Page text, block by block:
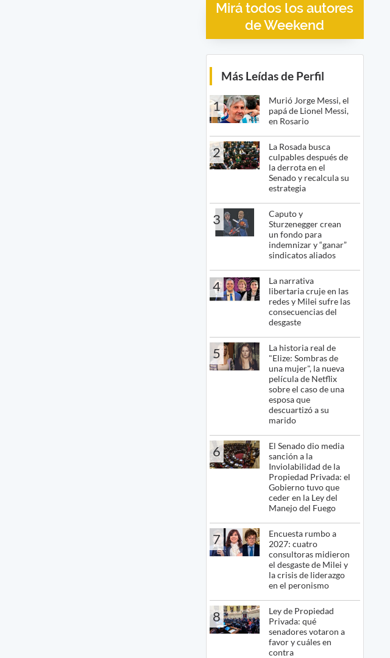
Mirá todos los autores
de Weekend
Más Leídas de Perfil
1
Murió Jorge Messi, el
papá de Lionel Messi,
en Rosario
2
La Rosada busca
culpables después de
la derrota en el
Senado y recalcula su
estrategia
3
Caputo y
Sturzenegger crean
un fondo para
indemnizar y “ganar”
sindicatos aliados
4
La narrativa
libertaria cruje en las
redes y Milei sufre las
consecuencias del
desgaste
5
La historia real de
"Elize: Sombras de
una mujer", la nueva
película de Netflix
sobre el caso de una
esposa que
descuartizó a su
marido
6
El Senado dio media
sanción a la
Inviolabilidad de la
Propiedad Privada: el
Gobierno tuvo que
ceder en la Ley del
Manejo del Fuego
7
Encuesta rumbo a
2027: cuatro
consultoras midieron
el desgaste de Milei y
la crisis de liderazgo
en el peronismo
8
Ley de Propiedad
Privada: qué
senadores votaron a
favor y cuáles en
contra